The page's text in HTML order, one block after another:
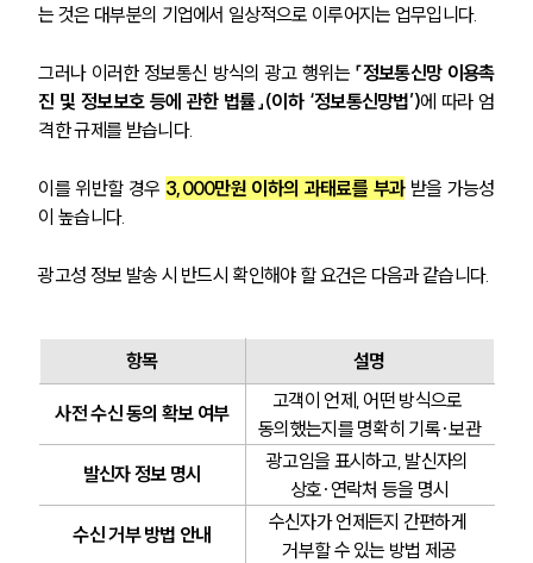
는 것은 대부분의 기업에서 일상적으로 이루어지는 업무입니다.
그러나 이러한 정보통신 방식의 광고 행위는 「정보통신망 이용촉
진 및 정보보호 등에 관한 법률」(이하 ‘정보통신망법’)에 따라 엄
격한 규제를 받습니다.
이를 위반할 경우 3,000만원 이하의 과태료를 부과 받을 가능성
이 높습니다.
광고성 정보 발송 시 반드시 확인해야 할 요건은 다음과 같습니다.
항목 설명
사전 수신 동의 확보 여부
고객이 언제, 어떤 방식으로
동의했는지를 명확히 기록·보관
발신자 정보 명시
광고임을 표시하고, 발신자의
상호·연락처 등을 명시
수신 거부 방법 안내
수신자가 언제든지 간편하게
거부할 수 있는 방법 제공